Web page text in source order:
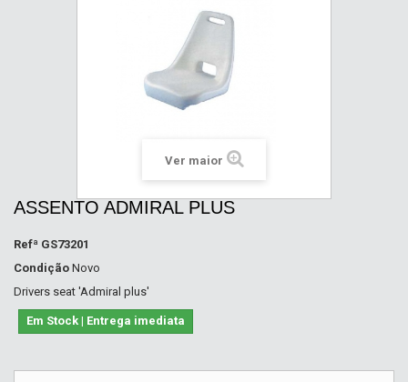
Ver maior
ASSENTO ADMIRAL PLUS
Refª GS73201
Condição Novo
Drivers seat 'Admiral plus'
Em Stock | Entrega imediata